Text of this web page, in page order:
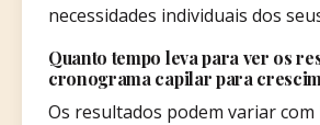
necessidades individuais dos
Quanto tempo leva para ver os
cronograma capilar para
Os resultados podem variar com